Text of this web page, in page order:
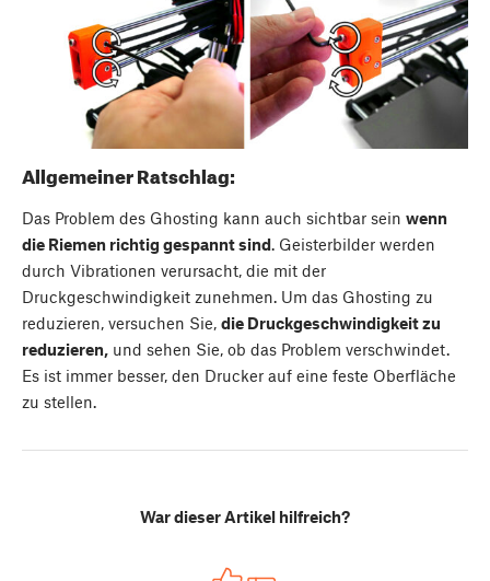
Allgemeiner Ratschlag:
Das Problem des Ghosting kann auch sichtbar sein wenn
die Riemen richtig gespannt sind. Geisterbilder werden
durch Vibrationen verursacht, die mit der
Druckgeschwindigkeit zunehmen. Um das Ghosting zu
reduzieren, versuchen Sie, die Druckgeschwindigkeit zu
reduzieren, und sehen Sie, ob das Problem verschwindet.
Es ist immer besser, den Drucker auf eine feste Oberfläche
zu stellen.
War dieser Artikel hilfreich?